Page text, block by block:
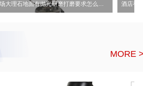
商场大理石地面有抛光研磨打磨要求怎么办？推荐极度契合的伽华单刷机
MORE